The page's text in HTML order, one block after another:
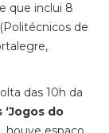
que inclui 8
de
das 10h da
do